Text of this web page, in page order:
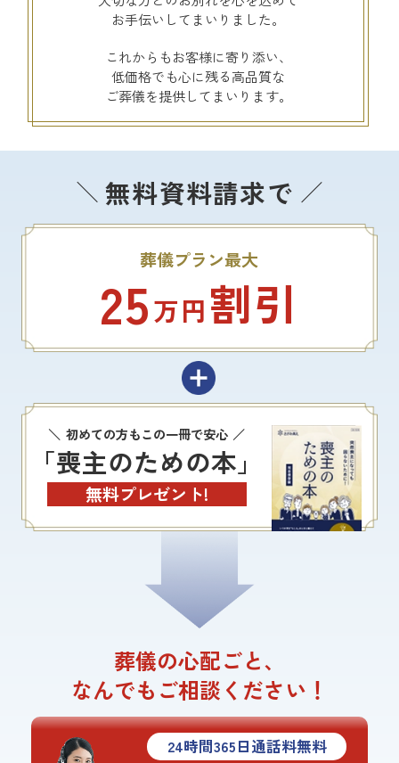
お手伝いしてまいりました。
これからもお客様に寄り添い、
低価格でも心に残る高品質な
ご葬儀を提供してまいります。
無料資料請求で
葬儀プラン最大
25万円割引
初めての方もこの一冊で安心
「喪主のための本」
無料プレゼント!
葬儀の心配ごと、
なんでもご相談ください！
24時間365日通話料無料